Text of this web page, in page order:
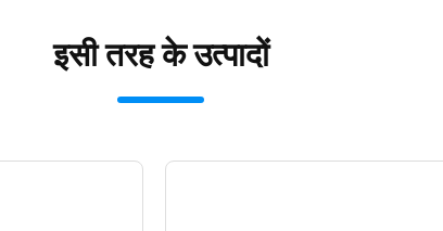
इसी तरह के उत्पादों